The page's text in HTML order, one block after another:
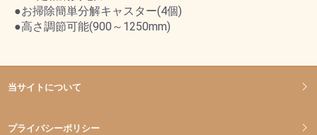
●お掃除簡単分解キャスター(4個)
●高さ調節可能(900～1250mm)
当サイトについて
プライバシーポリシー